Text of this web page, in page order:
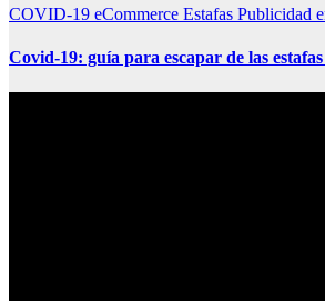
COVID-19 eCommerce Estafas Publicidad
Covid-19: guía para escapar de las